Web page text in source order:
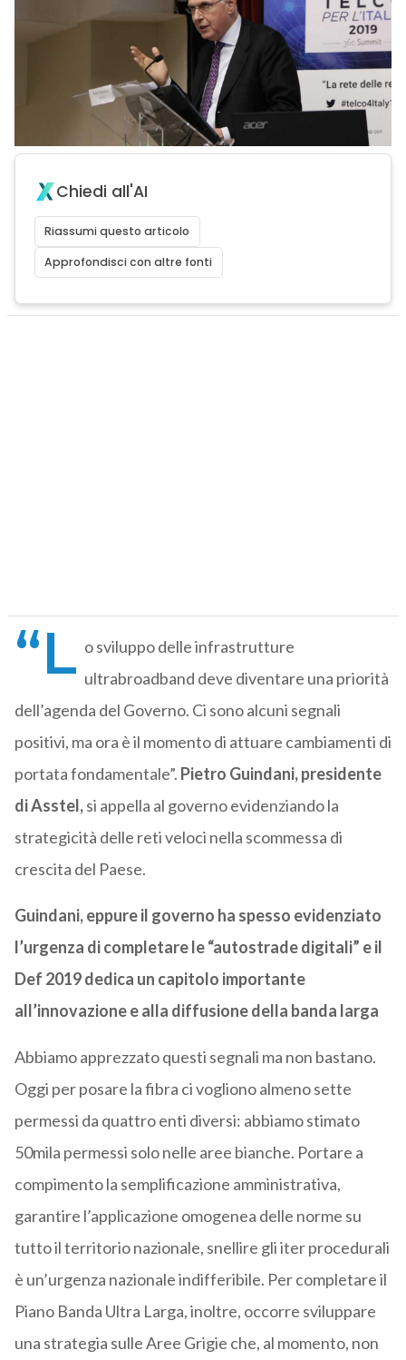
Chiedi all'AI
Riassumi questo articolo
Approfondisci con altre fonti
“L o sviluppo delle infrastrutture
ultrabroadband deve diventare una priorità
dell’agenda del Governo. Ci sono alcuni segnali
positivi, ma ora è il momento di attuare cambiamenti di
portata fondamentale”. Pietro Guindani, presidente
di Asstel,si appella al governo evidenziando la
strategicità delle reti veloci nella scommessa di
crescita del Paese.
Guindani, eppure il governo ha spesso evidenziato
l’urgenza di completare le “autostrade digitali” e il
Def 2019 dedica un capitolo importante
all’innovazione e alla diffusione della banda larga
Abbiamo apprezzato questi segnali ma non bastano.
Oggi per posare la fibra ci vogliono almeno sette
permessi da quattro enti diversi: abbiamo stimato
50mila permessi solo nelle aree bianche. Portare a
compimento la semplificazione amministrativa,
garantire l’applicazione omogenea delle norme su
tutto il territorio nazionale, snellire gli iter procedurali
è un’urgenza nazionale indifferibile. Per completare il
Piano Banda Ultra Larga, inoltre, occorre sviluppare
una strategia sulle Aree Grigie che, al momento, non